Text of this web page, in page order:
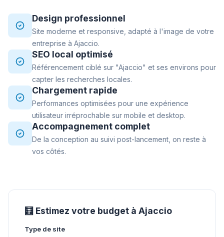
Design professionnel
Site moderne et responsive, adapté à l'image de votre
entreprise à Ajaccio.
SEO local optimisé
Référencement ciblé sur "Ajaccio" et ses environs pour
capter les recherches locales.
Chargement rapide
Performances optimisées pour une expérience
utilisateur irréprochable sur mobile et desktop.
Accompagnement complet
De la conception au suivi post-lancement, on reste à
vos côtés.
🧮 Estimez votre budget à Ajaccio
Type de site